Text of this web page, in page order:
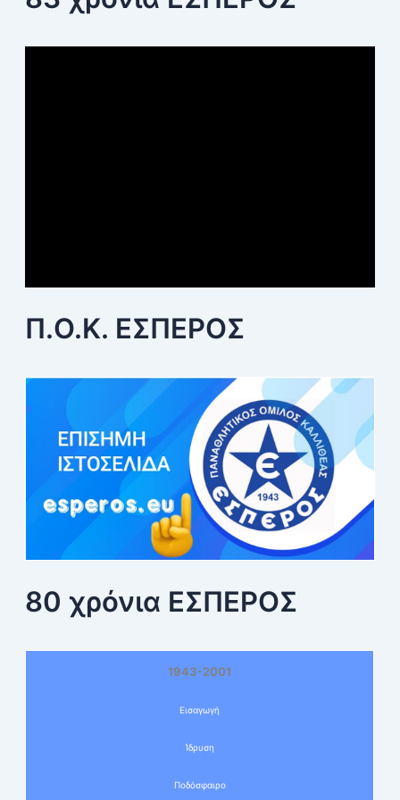
Π.Ο.Κ. ΕΣΠΕΡΟΣ
80 χρόνια ΕΣΠΕΡΟΣ
1943-2001
Εισαγωγή
Ίδρυση
Ποδόσφαιρο